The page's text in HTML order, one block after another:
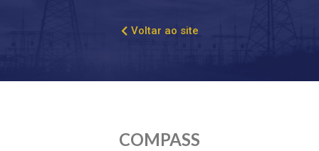
Voltar ao site
COMPASS